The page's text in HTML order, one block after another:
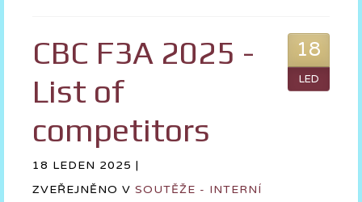
18
LED
CBC F3A 2025 -
List of
competitors
18 LEDEN 2025 |
ZVEŘEJNĚNO V SOUTĚŽE - INTERNÍ